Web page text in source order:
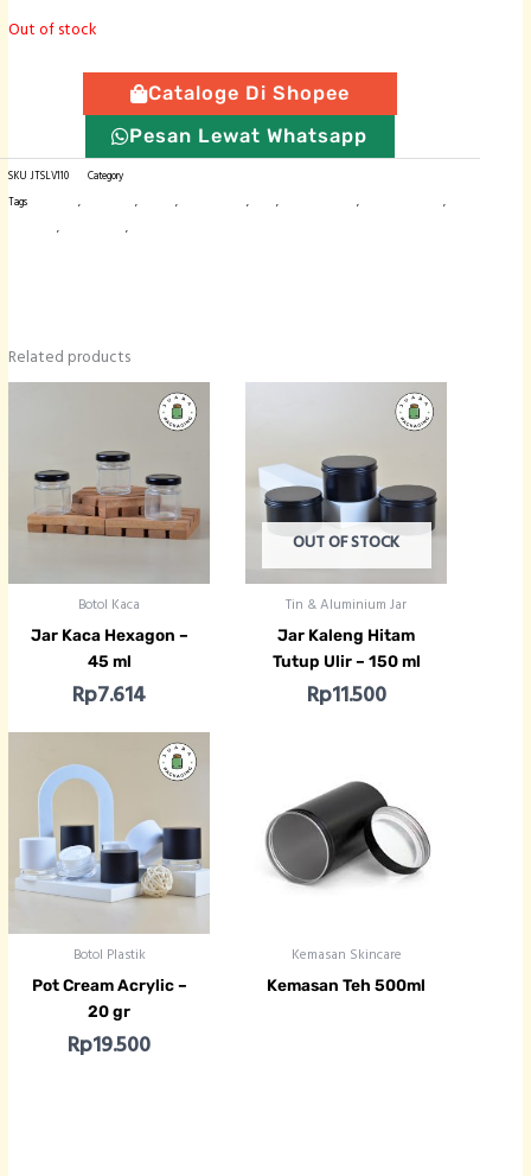
Out of stock
Cataloge Di Shopee
Pesan Lewat Whatsapp
SKUJTSLV110 Category
Tags
aluminium, botol import, kemasan, kemasan produk, tin jar, wadah alumnium, wadah alumunium,
wadah kopi, wadah pomade,
Related products
Botol Kaca
Jar Kaca Hexagon –
45 ml
Rp7.614
OUT OF STOCK
Tin & Aluminium Jar
Jar Kaleng Hitam
Tutup Ulir – 150 ml
Rp11.500
Botol Plastik
Pot Cream Acrylic –
20 gr
Rp19.500
Kemasan Skincare
Kemasan Teh 500ml